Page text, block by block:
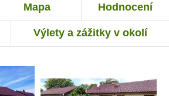
Mapa Hodnocení
Výlety a zážitky v okolí